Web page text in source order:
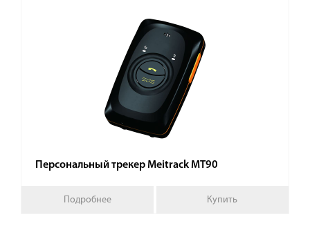
Персональный трекер Meitrack MT90
Подробнее Купить